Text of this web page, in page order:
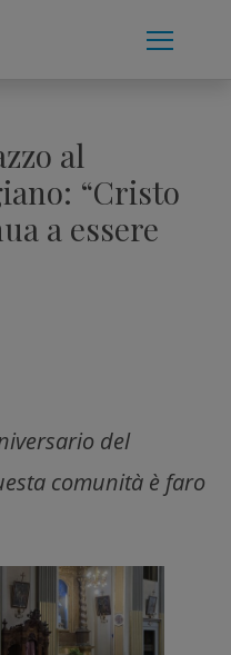
al
“Cristo
a essere
del
comunità è faro